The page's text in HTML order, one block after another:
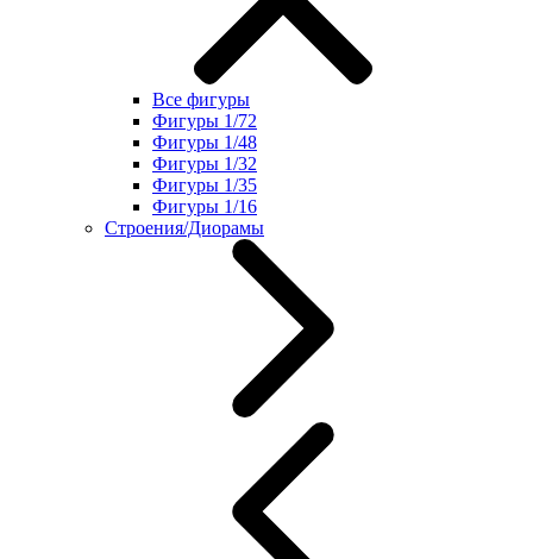
Все фигуры
Фигуры 1/72
Фигуры 1/48
Фигуры 1/32
Фигуры 1/35
Фигуры 1/16
Строения/Диорамы